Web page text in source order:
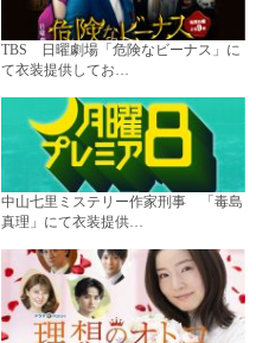
TBS 日曜劇場「危険なビーナス」に
て衣装提供してお…
中山七里ミステリー作家刑事 「毒島
真理」にて衣装提供…